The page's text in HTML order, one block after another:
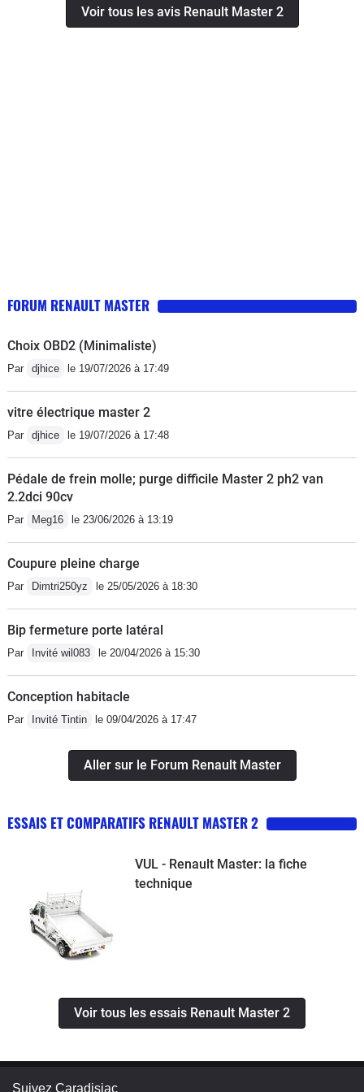
chaud il avait tendance à vibrer après un "nettoyage"
Voir tous les avis Renault Master 2
FORUM RENAULT MASTER
Choix OBD2 (Minimaliste)
Par djhice le 19/07/2026 à 17:49
vitre électrique master 2
Par djhice le 19/07/2026 à 17:48
Pédale de frein molle; purge difficile Master 2 ph2 van
2.2dci 90cv
Par Meg16 le 23/06/2026 à 13:19
Coupure pleine charge
Par Dimtri250yz le 25/05/2026 à 18:30
Bip fermeture porte latéral
Par Invité wil083 le 20/04/2026 à 15:30
Conception habitacle
Par Invité Tintin le 09/04/2026 à 17:47
Aller sur le Forum Renault Master
ESSAIS ET COMPARATIFS RENAULT MASTER 2
VUL - Renault Master: la fiche
technique
Voir tous les essais Renault Master 2
Suivez Caradisiac